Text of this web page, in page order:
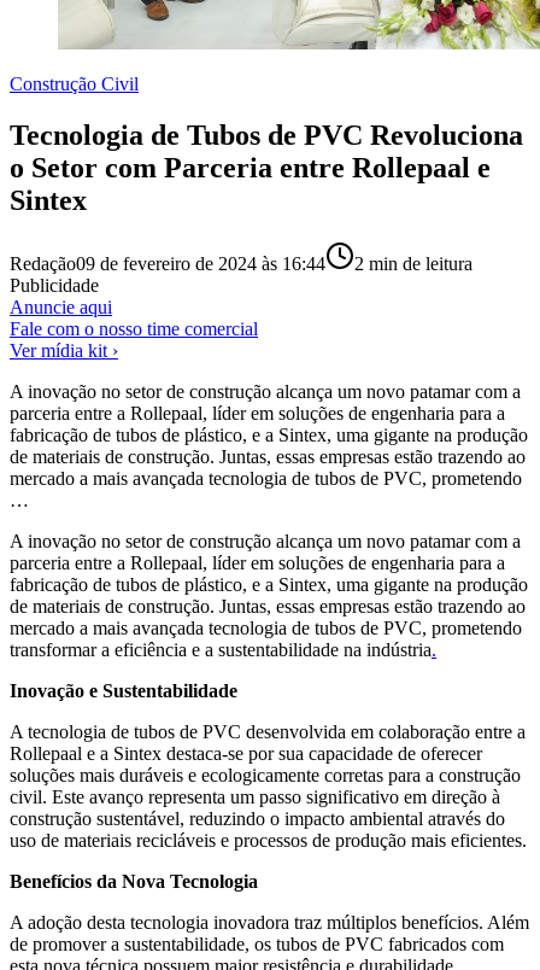
Construção Civil
Tecnologia de Tubos de PVC Revoluciona
o Setor com Parceria entre Rollepaal e
Sintex
Redação09 de fevereiro de 2024 às 16:44 2 min de leitura
Publicidade
Anuncie aqui
Fale com o nosso time comercial
Ver mídia kit ›
A inovação no setor de construção alcança um novo patamar com a
parceria entre a Rollepaal, líder em soluções de engenharia para a
fabricação de tubos de plástico, e a Sintex, uma gigante na produção
de materiais de construção. Juntas, essas empresas estão trazendo ao
mercado a mais avançada tecnologia de tubos de PVC, prometendo
…
A inovação no setor de construção alcança um novo patamar com a
parceria entre a Rollepaal, líder em soluções de engenharia para a
fabricação de tubos de plástico, e a Sintex, uma gigante na produção
de materiais de construção. Juntas, essas empresas estão trazendo ao
mercado a mais avançada tecnologia de tubos de PVC, prometendo
transformar a eficiência e a sustentabilidade na indústria.
Inovação e Sustentabilidade
A tecnologia de tubos de PVC desenvolvida em colaboração entre a
Rollepaal e a Sintex destaca-se por sua capacidade de oferecer
soluções mais duráveis e ecologicamente corretas para a construção
civil. Este avanço representa um passo significativo em direção à
construção sustentável, reduzindo o impacto ambiental através do
uso de materiais recicláveis e processos de produção mais eficientes.
Benefícios da Nova Tecnologia
A adoção desta tecnologia inovadora traz múltiplos benefícios. Além
de promover a sustentabilidade, os tubos de PVC fabricados com
esta nova técnica possuem maior resistência e durabilidade,